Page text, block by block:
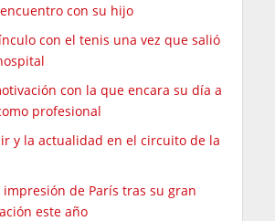
con su hijo
con el tenis una vez que salió
con la que encara su día a
profesional
y la actualidad en el circuito de la
impresión de París tras su gran
este año